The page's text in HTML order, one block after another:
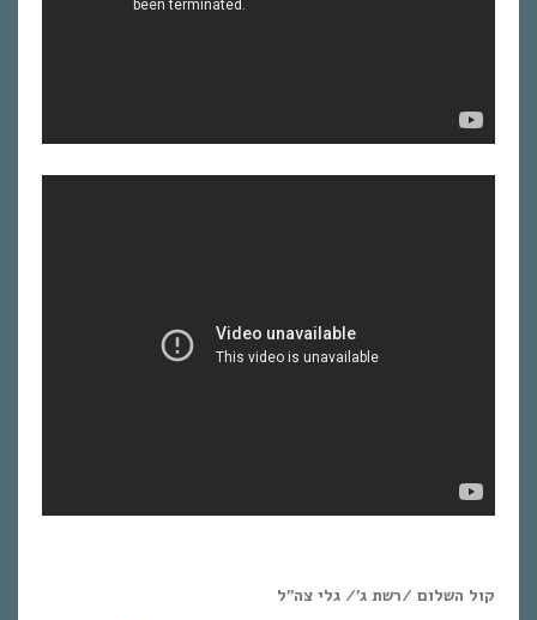
קול השלום /רשת ג’/ גלי צה”ל